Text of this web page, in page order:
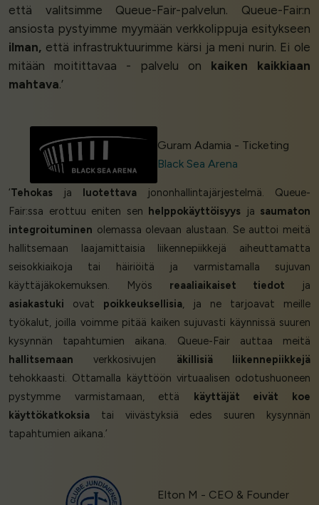
että valitsimme Queue-Fair-palvelun. Queue-Fair:n
ansiosta pystyimme myymään verkkolippuja esitykseen
ilman, että infrastruktuurimme kärsi ja meni nurin. Ei ole
mitään moitittavaa - palvelu on kaiken kaikkiaan
mahtava.’
Guram Adamia - Ticketing
Black Sea Arena
‘Tehokas ja luotettava jononhallintajärjestelmä. Queue-
Fair:ssa erottuu eniten sen
helppokäyttöisyys ja saumaton
integroituminen olemassa olevaan alustaan. Se auttoi meitä
hallitsemaan laajamittaisia liikennepiikkejä aiheuttamatta
seisokkiaikoja tai häiriöitä ja varmistamalla sujuvan
käyttäjäkokemuksen. Myös reaaliaikaiset tiedot ja
asiakastuki ovat poikkeuksellisia, ja ne tarjoavat meille
työkalut, joilla voimme pitää kaiken sujuvasti käynnissä suuren
kysynnän tapahtumien aikana. Queue-Fair auttaa meitä
hallitsemaan verkkosivujen äkillisiä liikennepiikkejä
tehokkaasti. Ottamalla käyttöön virtuaalisen odotushuoneen
pystymme varmistamaan, että
käyttäjät eivät koe
käyttökatkoksia tai viivästyksiä edes suuren kysynnän
tapahtumien aikana.’
Elton M - CEO & Founder